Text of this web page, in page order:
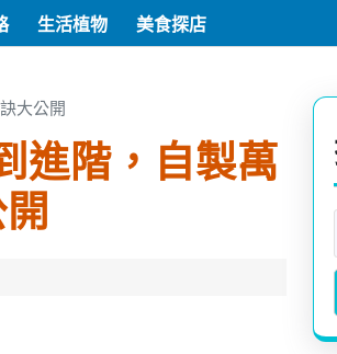
生活植物 美食探店
大公開
進階，自製萬